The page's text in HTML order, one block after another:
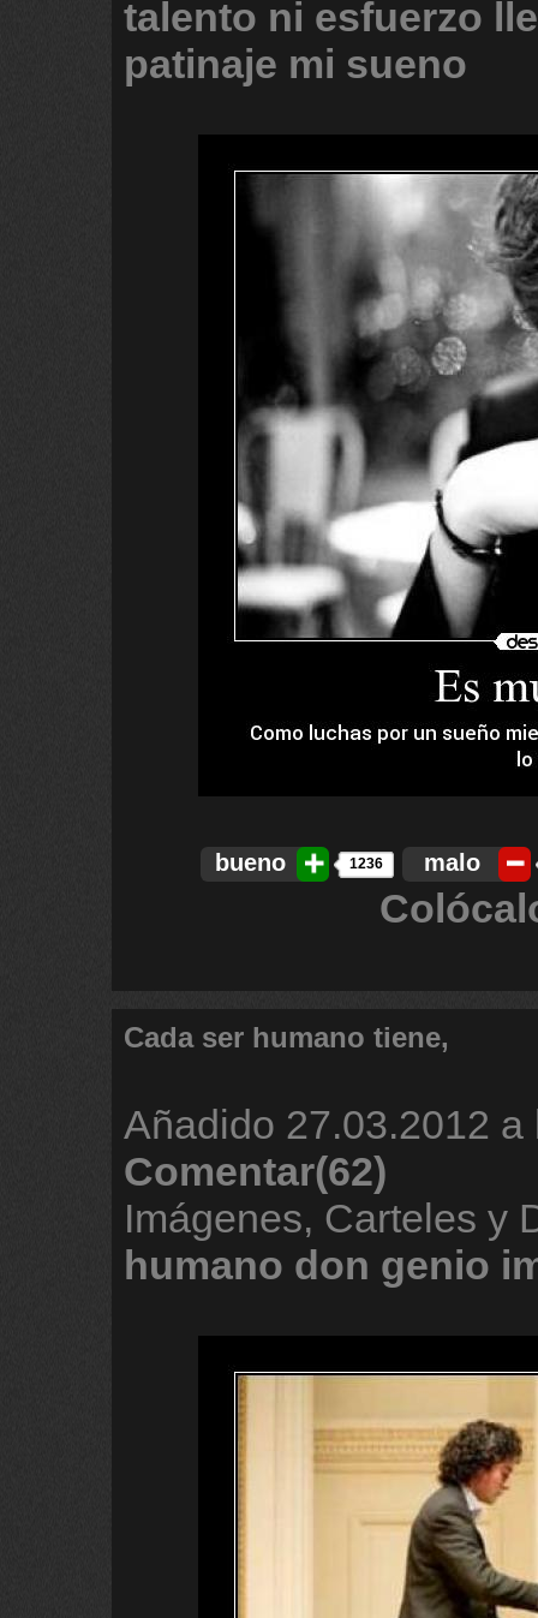
talento ni esfuerzo
patinaje mi sueno
bueno 1236 malo
Cada ser humano tiene,
Añadido 27.03.2012 a
Comentar(62)
Imágenes, Carteles y
humano don genio